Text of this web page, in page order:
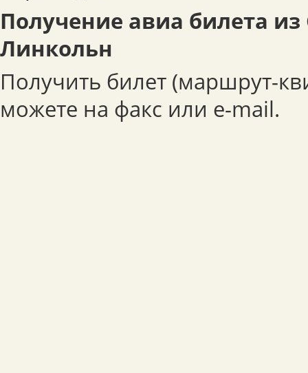
Получение авиа билета
Линкольн
Получить билет (маршрут-
можете на факс или e-mail.